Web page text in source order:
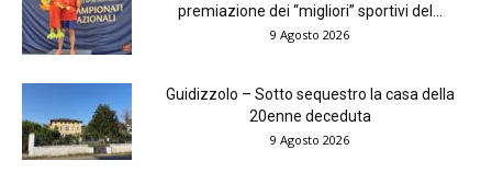
premiazione dei “migliori” sportivi del...
9 Agosto 2026
Guidizzolo – Sotto sequestro la casa della
20enne deceduta
9 Agosto 2026